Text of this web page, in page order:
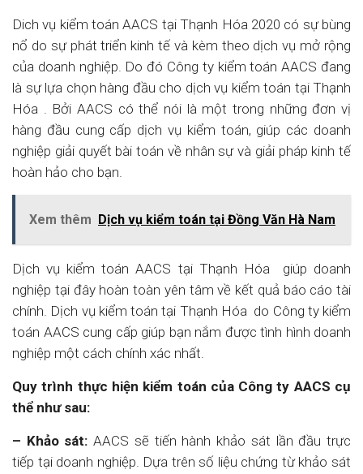
Dich vụ kiểm toán AACS tại Thạnh Hóa 2020 có sự bùng
nổ do sự phát triển kinh tế và kèm theo dịch vụ mở rộng
của doanh nghiệp. Do đó Công ty kiểm toán AACS đang
là sự lựa chọn hàng đầu cho dịch vụ kiểm toán tại Thạnh
Hóa . Bởi AACS có thể nói là một trong những đơn vị
hàng đầu cung cấp dịch vụ kiểm toán, giúp các doanh
nghiệp giải quyết bài toán về nhân sự và giải pháp kinh tế
hoàn hảo cho bạn.
Xem thêm Dịch vụ kiểm toán tại Đồng Văn Hà Nam
Dịch vụ kiểm toán AACS tại Thạnh Hóa giúp doanh
nghiệp tại đây hoàn toàn yên tâm về kết quả báo cáo tài
chính. Dịch vụ kiểm toán tại Thạnh Hóa do Công ty kiểm
toán AACS cung cấp giúp bạn nắm được tình hình doanh
nghiệp một cách chính xác nhất.
Quy trình thực hiện kiểm toán của Công ty AACS cụ
thể như sau:
– Khảo sát: AACS sẽ tiến hành khảo sát lần đầu trực
tiếp tại doanh nghiệp. Dựa trên số liệu chứng từ khảo sát